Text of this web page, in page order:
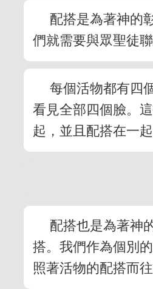
配搭是為著神的
們就需要與眾聖徒
每個活物都有四
看見全部四個臉。
起，並且配搭在一起
配搭也是為著神
搭。我們作為個別
照著活物的配搭而往